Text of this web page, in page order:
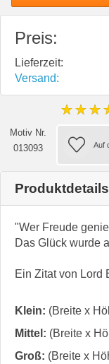
Preis:
Lieferzeit:
Versand:
Motiv Nr.
013093
"Wer Freude
Das Glück wurde
Ein Zitat von Lord
Klein: (Breite x
Mittel: (Breite x
Groß: (Breite x